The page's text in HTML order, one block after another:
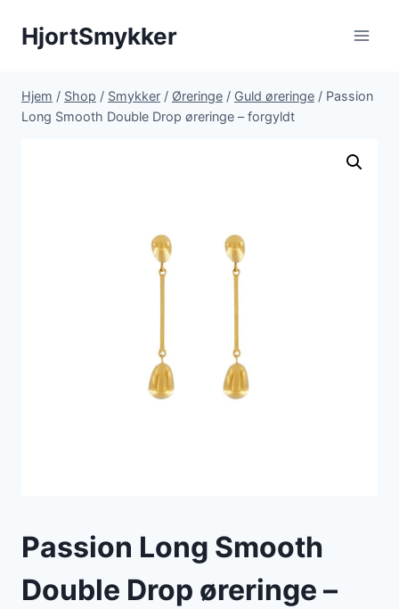
HjortSmykker
Hjem / Shop / Smykker / Øreringe / Guld øreringe / Passion
Long Smooth Double Drop øreringe – forgyldt
Passion Long Smooth
Double Drop øreringe –